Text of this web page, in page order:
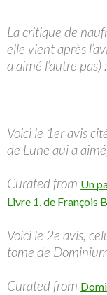
La critique de
elle vient après
a aimé l’autre pas) :
Voici le 1er avis
de Lune qui a
Curated from Un
Livre 1, de François
Voici le 2e avis,
tome de
Curated from